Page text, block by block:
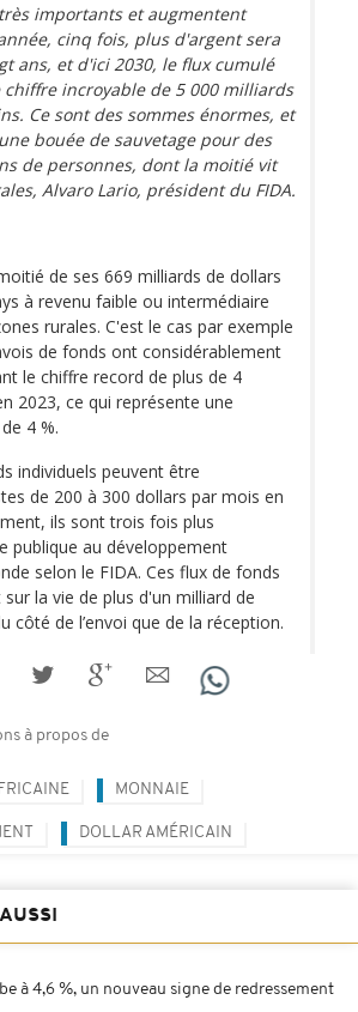
importants et augmentent
cinq fois, plus d'argent sera
ans, et d'ici 2030, le flux cumulé
incroyable de 5 000 milliards
Ce sont des sommes énormes, et
bouée de sauvetage pour des
de personnes, dont la moitié vit
Alvaro Lario, président du FIDA.
de ses 669 milliards de dollars
à revenu faible ou intermédiaire
rurales. C'est le cas par exemple
de fonds ont considérablement
le chiffre record de plus de 4
2023, ce qui représente une
4 %.
individuels peuvent être
de 200 à 300 dollars par mois en
ils sont trois fois plus
publique au développement
selon le FIDA. Ces flux de fonds
la vie de plus d'un milliard de
côté de l’envoi que de la réception.
à propos de
MONNAIE
DOLLAR AMÉRICAIN
à 4,6 %, un nouveau signe de redressement